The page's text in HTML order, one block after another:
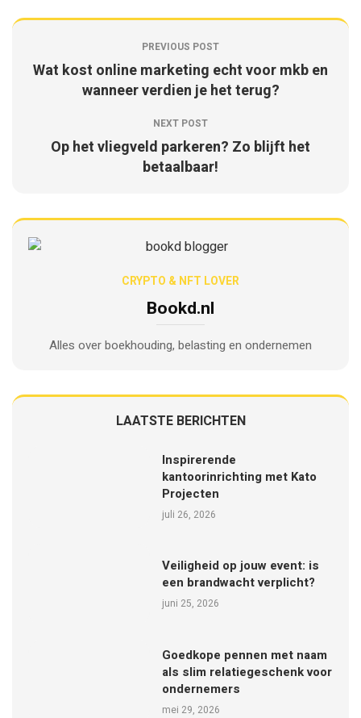
PREVIOUS POST
Wat kost online marketing echt voor mkb en
wanneer verdien je het terug?
NEXT POST
Op het vliegveld parkeren? Zo blijft het
betaalbaar!
CRYPTO & NFT LOVER
Bookd.nl
Alles over boekhouding, belasting en ondernemen
LAATSTE BERICHTEN
Inspirerende
kantoorinrichting met Kato
Projecten
juli 26, 2026
Veiligheid op jouw event: is
een brandwacht verplicht?
juni 25, 2026
Goedkope pennen met naam
als slim relatiegeschenk voor
ondernemers
mei 29, 2026